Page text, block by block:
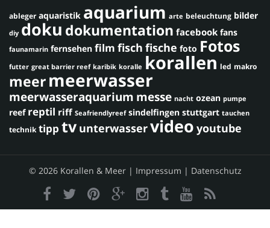
ableger aquaristik aquarium arte beleuchtung bilder
diy doku dokumentation facebook fans
faunamarin fernsehen film fisch fische foto Fotos
futter great barrier reef karibik koralle korallen led makro
meermeerwasser
meerwasseraquarium messe nacht ozean pumpe
reef reptil riff Seafriendlyreef sindelfingen stuttgart tauchen
technik tipp tv unterwasservideo youtube
© 2026 Korallen & Meer | Impressum | Datenschutz